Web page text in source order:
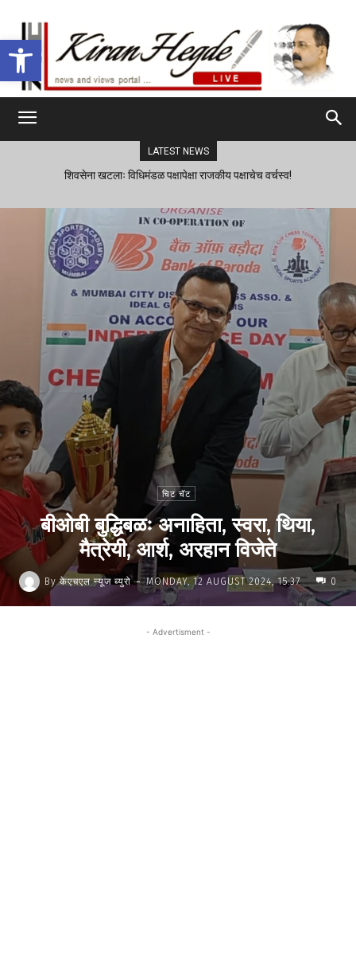
Open toolbar
LATEST NEWS
शिवसेना खटलाः विधिमंडळ पक्षापेक्षा राजकीय पक्षाचेच वर्चस्व!
चिट चॅट
बीओबी बुद्धिबळः अनाहिता, स्वरा, थिया,
मैत्रेयी, आर्श, अरहान विजेते
By केएचएल न्यूज ब्युरो - MONDAY, 12 AUGUST 2024, 15:37 0
- Advertisment -